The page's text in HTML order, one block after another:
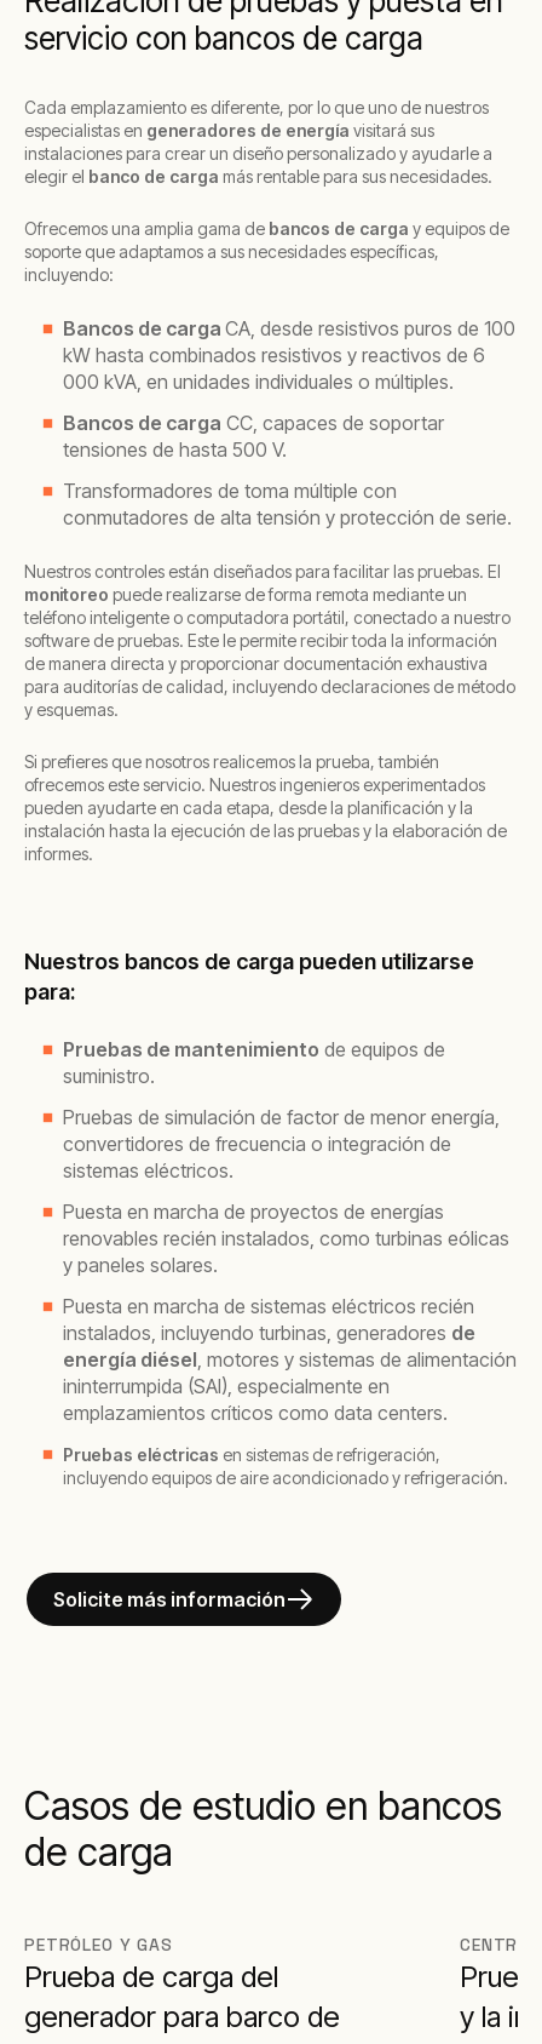
servicio con bancos de carga
Cada emplazamiento es diferente, por lo que uno de nuestros
especialistas en generadores de energía visitará sus
instalaciones para crear un diseño personalizado y ayudarle a
elegir el banco de carga más rentable para sus necesidades.
Ofrecemos una amplia gama de bancos de carga y equipos de
soporte que adaptamos a sus necesidades específicas,
incluyendo:
Bancos de carga CA, desde resistivos puros de 100
kW hasta combinados resistivos y reactivos de 6
000 kVA, en unidades individuales o múltiples.
Bancos de carga CC, capaces de soportar
tensiones de hasta 500 V.
Transformadores de toma múltiple con
conmutadores de alta tensión y protección de serie.
Nuestros controles están diseñados para facilitar las pruebas. El
monitoreo puede realizarse de forma remota mediante un
teléfono inteligente o computadora portátil, conectado a nuestro
software de pruebas. Este le permite recibir toda la información
de manera directa y proporcionar documentación exhaustiva
para auditorías de calidad, incluyendo declaraciones de método
y esquemas.
Si prefieres que nosotros realicemos la prueba, también
ofrecemos este servicio. Nuestros ingenieros experimentados
pueden ayudarte en cada etapa, desde la planificación y la
instalación hasta la ejecución de las pruebas y la elaboración de
informes.
Nuestros bancos de carga pueden utilizarse
para:
Pruebas de mantenimiento de equipos de
suministro.
Pruebas de simulación de factor de menor energía,
convertidores de frecuencia o integración de
sistemas eléctricos.
Puesta en marcha de proyectos de energías
renovables recién instalados, como turbinas eólicas
y paneles solares.
Puesta en marcha de sistemas eléctricos recién
instalados, incluyendo turbinas, generadores de
energía diésel, motores y sistemas de alimentación
ininterrumpida (SAI), especialmente en
emplazamientos críticos como data centers.
Pruebas eléctricas en sistemas de refrigeración,
incluyendo equipos de aire acondicionado y refrigeración.
Solicite más información
Casos de estudio en bancos
de carga
PETRÓLEO Y GAS
Prueba de carga del
generador para barco de
y la